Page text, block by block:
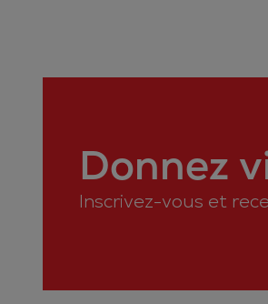
Donnez
Inscrivez-vous et